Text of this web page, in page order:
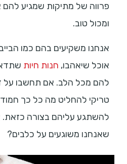
פרווה של מתיקות שמגיע להם
ומכול טוב.
אנחנו משקיעים בהם כמו
אוכל שיאהבו, חנות חיות
להם מכל הלב. אם תחשבו על
טריקי להחליט מה כל כך
להשתגע עליהם בצורה כזאת.
שאנחנו משוגעים על כלבים?